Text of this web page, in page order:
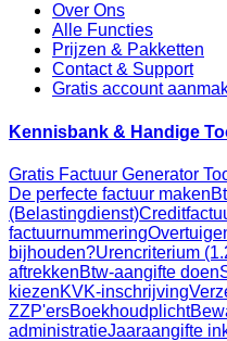
Over Ons
Alle Functies
Prijzen & Pakketten
Contact & Support
Gratis account
Kennisbank & Handige
Gratis Factuur Generator
De perfecte factuur maken
(Belastingdienst)
factuurnummering
bijhouden?Urencriterium
aftrekkenBtw-aangifte doen
kiezenKVK-inschrijving
ZZP'ersBoekhoudplicht
administratieJaaraangifte